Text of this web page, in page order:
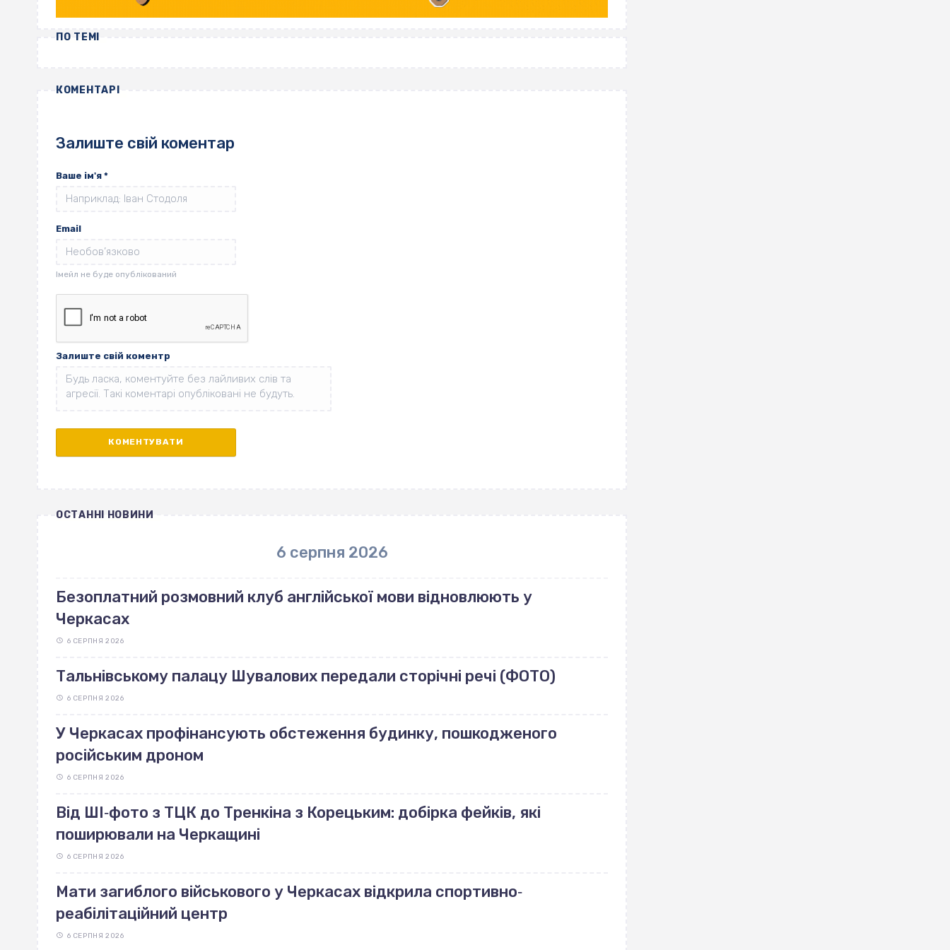
ПО ТЕМІ
КОМЕНТАРІ
Залиште свій коментар
Ваше ім'я *
Email
Залиште свій коментр
ОСТАННІ НОВИНИ
6 серпня 2026
Безоплатний розмовний клуб англійської мови відновлюють у
Черкасах
6 СЕРПНЯ 2026
Тальнівському палацу Шувалових передали сторічні речі (ФОТО)
6 СЕРПНЯ 2026
У Черкасах профінансують обстеження будинку, пошкодженого
російським дроном
6 СЕРПНЯ 2026
Від ШІ‐фото з ТЦК до Тренкіна з Корецьким: добірка фейків, які
поширювали на Черкащині
6 СЕРПНЯ 2026
Мати загиблого військового у Черкасах відкрила спортивно‐
реабілітаційний центр
6 СЕРПНЯ 2026